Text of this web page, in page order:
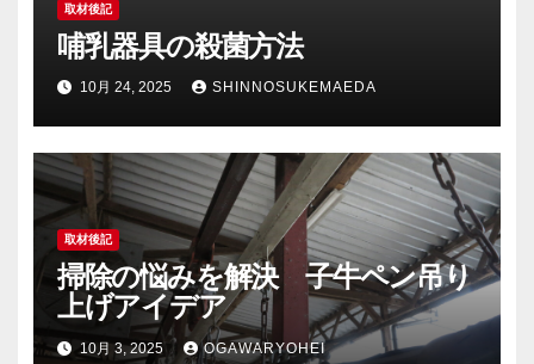
取材後記
哺乳器具の殺菌方法
10月 24, 2025 SHINNOSUKEMAEDA
取材後記
掃除の悩みを解決 子牛ペン吊り
上げアイデア
10月 3, 2025 OGAWARYOHEI